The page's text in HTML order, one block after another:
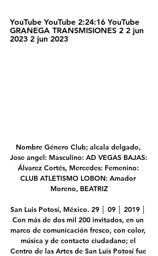
YouTube YouTube 2:24:16 YouTube
GRANEGA TRANSMISIONES 2 2 jun
2023 2 jun 2023
Nombre Género Club; alcala delgado,
Jose angel: Masculino: AD VEGAS BAJAS:
Álvarez Cortés, Mercedes: Femenino:
CLUB ATLETISMO LOBON: Amador
Moreno, BEATRIZ
San Luis Potosí, México. 29 │ 09 │ 2019 │
Con más de dos mil 200 invitados, en un
marco de comunicación fresco, con color,
música y de contacto ciudadano; el
Centro de las Artes de San Luis Potosí fue